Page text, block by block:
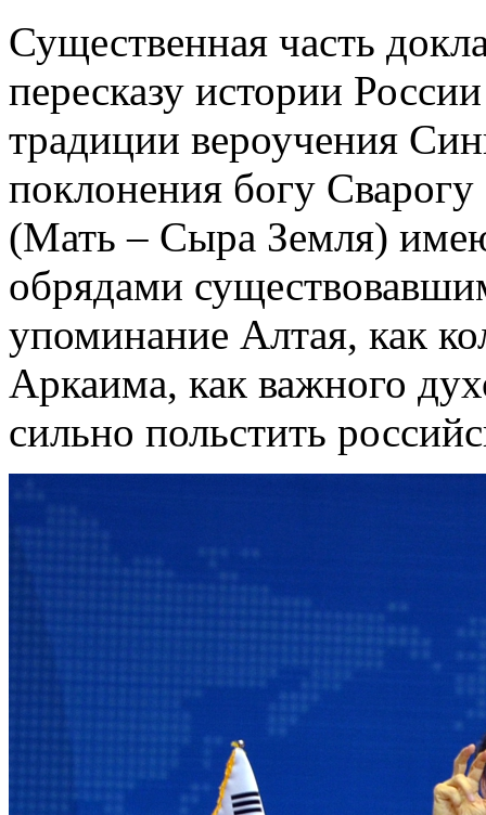
Существенная часть
пересказу истории
традиции вероучения
поклонения богу
(Мать – Сыра Земля)
обрядами
упоминание Алтая, как
Аркаима, как важного
сильно польстить